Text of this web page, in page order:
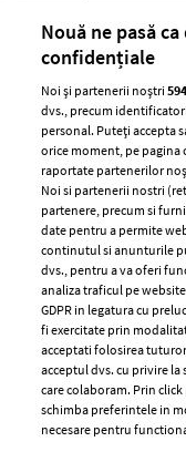
ELLE Style
2024
Despre ELLE
Romania
Contact
Abonamente
Nouă ne pasă
confidențiale
Noi și partenerii noștri594
dvs., precum
personal. Puteți accepta
orice moment, pe pagina
raportate partenerilor
Noi si partenerii nostri
partenere, precum si
date pentru a permite
continutul si anunturile
dvs., pentru a va oferi
analiza traficul pe
GDPR in legatura cu
fi exercitate prin
acceptati folosirea
acceptul dvs. cu privire
care colaboram. Prin click
schimba preferintele in
necesare pentru